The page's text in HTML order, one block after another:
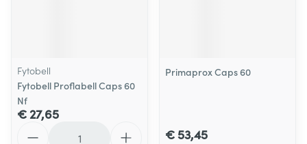
Fytobell
Fytobell Proflabell Caps 60
Nf
€ 27,65
Primaprox Caps 60
€ 53,45